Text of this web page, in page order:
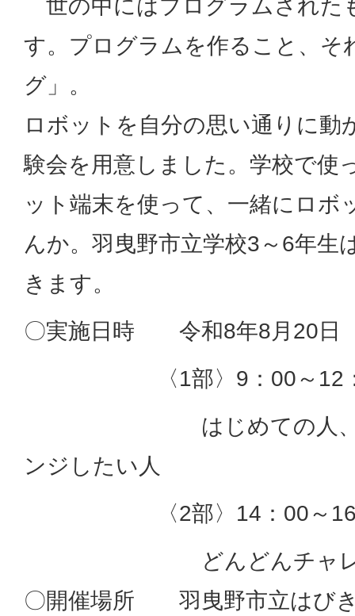
世の中にはプログラムされた
す。プログラムを作ること、そ
グ」。
ロボットを自分の思い通りに動
験会を用意しました。学校で使
ット端末を使って、一緒にロボ
んか。羽曳野市立学校3～6年生
きます。
〇実施日時 令和8年8月20日
〈1部〉9：00～12
はじめての人、はじ
ンジしたい人
〈2部〉14：00～16
どんどんチャレン
〇開催場所 羽曳野市立はび